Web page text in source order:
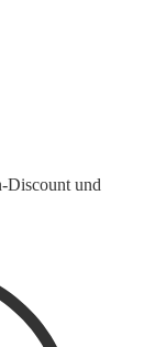
Discount und